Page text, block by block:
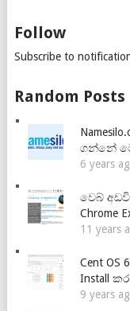
Follow
Subscribe to
Random Posts
ගන්නේ
6 years
වෙබ්
Chrome
11 years
Cent OS
Install
9 years